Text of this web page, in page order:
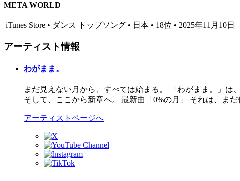
META WORLD
iTunes Store • ダンス トップソング • 日本 • 18位 • 2025年11月10日
アーティスト情報
わがまま。
まだ見えない月から、すべては始まる。 「わがまま。」は
そして、ここから新章へ。 最新曲「0%の月」 それは、ま
アーティストページへ